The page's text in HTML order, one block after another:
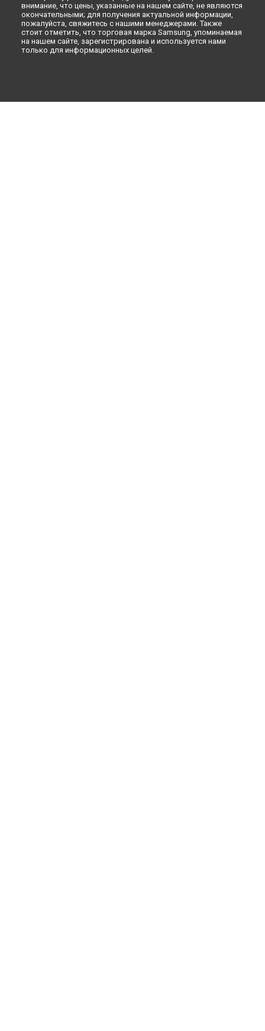
внимание, что цены, указанные на нашем сайте, не являются
окончательными; для получения актуальной информации,
пожалуйста, свяжитесь с нашими менеджерами. Также
стоит отметить, что торговая марка Samsung, упоминаемая
на нашем сайте, зарегистрирована и используется нами
только для информационных целей.